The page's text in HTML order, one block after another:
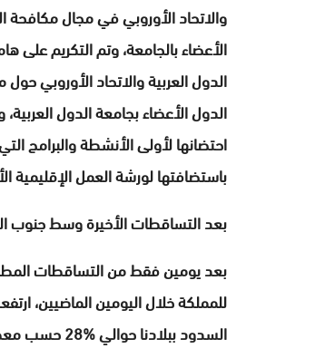
والاتحاد الأوروبي في مجال مكافحة
الأعضاء بالجامعة، وتم التكريم على
الدول العربية والاتحاد الأوروبي
الدول الأعضاء بجامعة الدول
احتضانها لأولى الأنشطة والبرامج
باستضافتها لورشة العمل الإقليمية الأولى عام 2022 بمدينة طنجة، ودورات تدريبية
بعد التساقطات الأخيرة وسط جنوب
بعد يومين فقط من التساقطات
السدود